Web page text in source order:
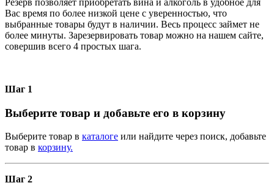
Вас время по более низкой цене с уверенностью, что
выбранные товары будут в наличии. Весь процесс займет не
более минуты. Зарезервировать товар можно на нашем сайте,
совершив всего 4 простых шага.
Шаг 1
Выберите товар и добавьте его в корзину
Выберите товар в каталоге или найдите через поиск, добавьте
товар в корзину.
Шаг 2